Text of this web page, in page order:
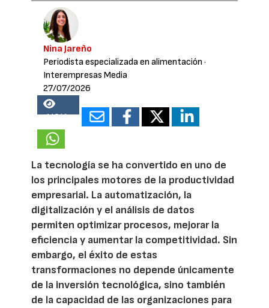
Nina Jareño
Periodista especializada en alimentación ·
Interempresas Media
27/07/2026
14841
La tecnología se ha convertido en uno de
los principales motores de la productividad
empresarial. La automatización, la
digitalización y el análisis de datos
permiten optimizar procesos, mejorar la
eficiencia y aumentar la competitividad. Sin
embargo, el éxito de estas
transformaciones no depende únicamente
de la inversión tecnológica, sino también
de la capacidad de las organizaciones para